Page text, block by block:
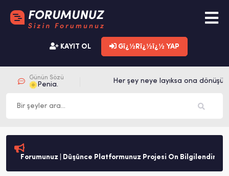
KAYIT OL Gï¿½Rï¿½ï¿½ YAP
Günün Sözü
Penia.
Her şey neye layıksa ona
Forumunuz | Düşünce Platformunuz Projesi Ön Bilgilendirme